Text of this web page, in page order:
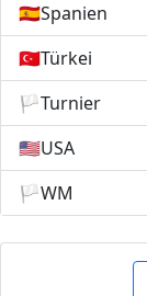
🇪🇸Spanien
🇹🇷Türkei
🏳️Turnier
🇺🇸USA
🏳️WM